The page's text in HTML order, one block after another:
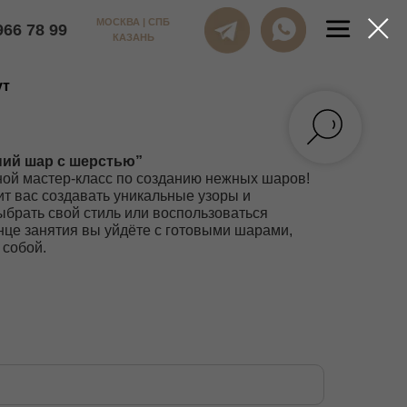
КАЗАНЬ
с шерстью
шар с шерстью”
мастер-класс по созданию нежных шаров!
вас создавать уникальные узоры и
свой стиль или воспользоваться
занятия вы уйдёте с готовыми шарами,